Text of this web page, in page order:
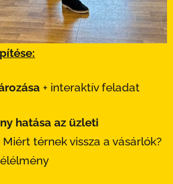
+ interaktív feladat
hatása az üzleti
Miért térnek vissza a vásárlók?